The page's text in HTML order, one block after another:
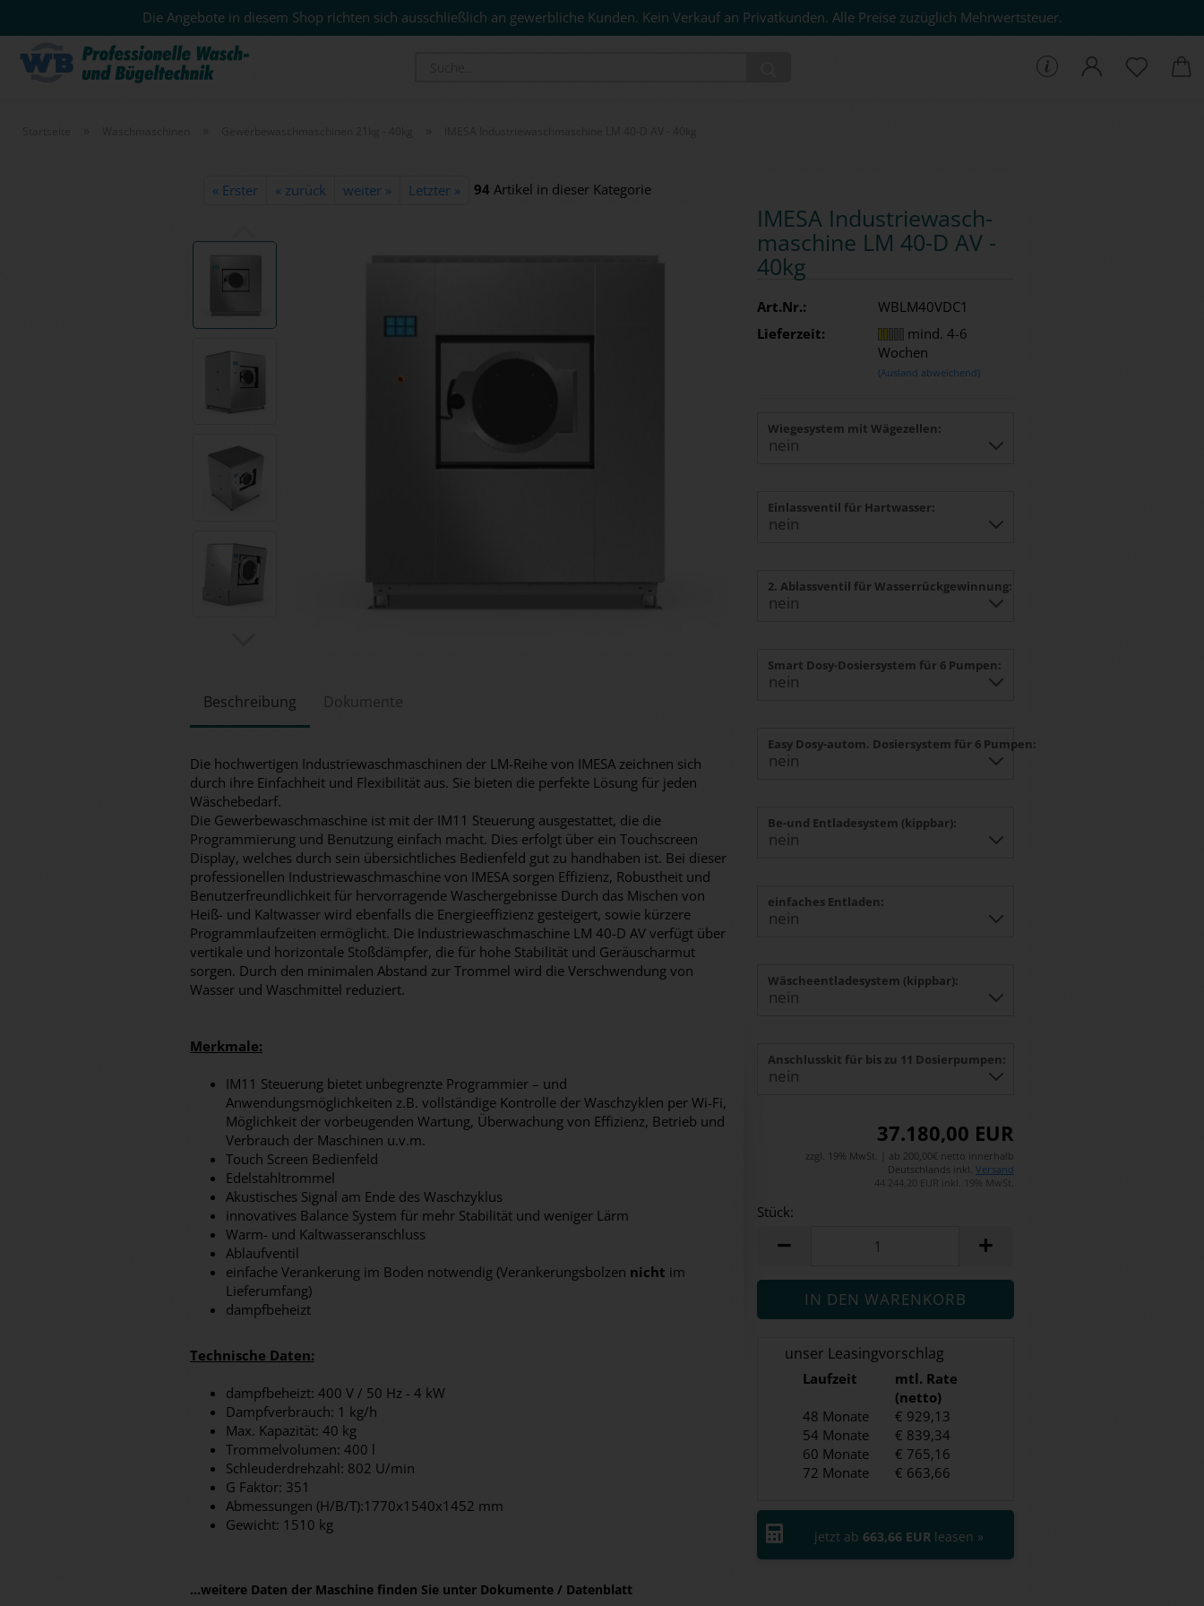
Die Angebote in diesem Shop richten sich ausschließlich an gewerbliche Kunden. Kein Verkauf an Privatkunden. Alle Preise zuzüglich Mehrwertsteuer.
« Erster « zurück weiter » Letzter » 94 Artikel in dieser Kategorie
IMESA In­dus­trie­wasch­
ma­schi­ne LM 40-D AV -
40kg
Art.Nr.:
WBLM40VDC1
Lieferzeit:
mind. 4-6
Wochen
(Ausland abweichend)
Wiegesystem mit Wägezellen:
Einlassventil für Hartwasser:
2. Ablassventil für Wasserrückgewinnung:
Smart Dosy-Dosiersystem für 6 Pumpen:
Easy Dosy-autom. Dosiersystem für 6 Pumpen:
Be-und Entladesystem (kippbar):
einfaches Entladen:
Wäscheentladesystem (kippbar):
Anschlusskit für bis zu 11 Dosierpumpen:
37.180,00 EUR
zzgl. 19% MwSt. | ab 200,00€ netto innerhalb
Deutschlands inkl. Versand
44.244,20 EUR inkl. 19% MwSt.
Stück:
Stück
unser Leasingvorschlag
Laufzeit
mtl. Rate
(netto)
48 Monate
€ 929,13
54 Monate
€ 839,34
60 Monate
€ 765,16
72 Monate
€ 663,66
jetzt ab 663,66 EURleasen »
Beschreibung Dokumente
Die hochwertigen Industriewaschmaschinen der LM-Reihe von IMESA zeichnen sich
durch ihre Einfachheit und Flexibilität aus. Sie bieten die perfekte Lösung für jeden
Wäschebedarf.
Die Gewerbewaschmaschine ist mit der IM11 Steuerung ausgestattet, die die
Programmierung und Benutzung einfach macht. Dies erfolgt über ein Touchscreen
Display, welches durch sein übersichtliches Bedienfeld gut zu handhaben ist. Bei dieser
professionellen Industriewaschmaschine von IMESA sorgen Effizienz, Robustheit und
Benutzerfreundlichkeit für hervorragende Waschergebnisse Durch das Mischen von
Heiß- und Kaltwasser wird ebenfalls die Energieeffizienz gesteigert, sowie kürzere
Programmlaufzeiten ermöglicht. Die Industriewaschmaschine LM 40-D AV verfügt über
vertikale und horizontale Stoßdämpfer, die für hohe Stabilität und Geräuscharmut
sorgen. Durch den minimalen Abstand zur Trommel wird die Verschwendung von
Wasser und Waschmittel reduziert.
Merkmale:
IM11 Steuerung bietet unbegrenzte Programmier – und
Anwendungsmöglichkeiten z.B. vollständige Kontrolle der Waschzyklen per Wi-Fi,
Möglichkeit der vorbeugenden Wartung, Überwachung von Effizienz, Betrieb und
Verbrauch der Maschinen u.v.m.
Touch Screen Bedienfeld
Edelstahltrommel
Akustisches Signal am Ende des Waschzyklus
innovatives Balance System für mehr Stabilität und weniger Lärm
Warm- und Kaltwasseranschluss
Ablaufventil
einfache Verankerung im Boden notwendig (Verankerungsbolzen nicht im
Lieferumfang)
dampfbeheizt
Technische Daten:
dampfbeheizt: 400 V / 50 Hz - 4 kW
Dampfverbrauch: 1 kg/h
Max. Kapazität: 40 kg
Trommelvolumen: 400 l
Schleuderdrehzahl: 802 U/min
G Faktor: 351
Abmessungen (H/B/T):1770x1540x1452 mm
Gewicht: 1510 kg
...weitere Daten der Maschine finden Sie unter Dokumente / Datenblatt